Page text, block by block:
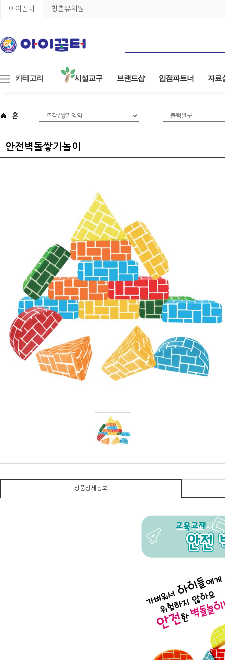
아이꿈터 청춘유치원
카테고리 시설교구 브랜드샵 입점파트너 자료
홈
안전벽돌쌓기놀이
상품상세정보